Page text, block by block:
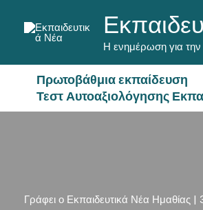
περιεχόμενο
Η ενημέρωση για
Πρωτοβάθμια εκπαίδευση
Τεστ Αυτοαξιολόγησης
Γράφει ο Εκπαιδευτικά Νέα Ημαθίας |